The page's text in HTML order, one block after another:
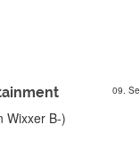
09.
Wixxer B-)